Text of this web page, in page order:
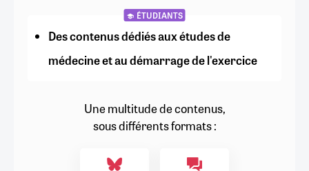
ÉTUDIANTS
Des contenus dédiés aux études de
médecine et au démarrage de l'exercice
Une multitude de contenus,
sous différents formats :